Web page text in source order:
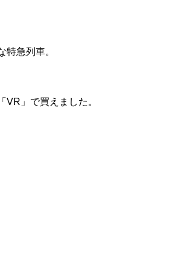
特急列車。
」で買えました。